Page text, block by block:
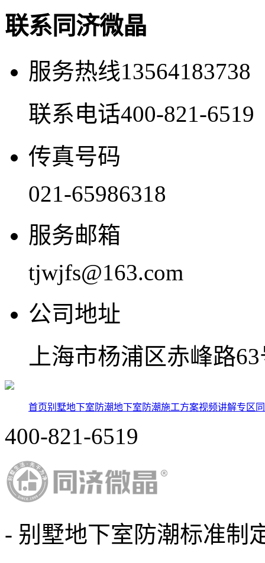
联系同济微晶
服务热线13564183738
联系电话400-821-6519
传真号码
021-65986318
服务邮箱
tjwjfs@163.com
公司地址
上海市杨浦区赤峰路
首页别墅地下室防潮地下室防潮施工方案视频讲解专区
400-821-6519
- 别墅地下室防潮标准制